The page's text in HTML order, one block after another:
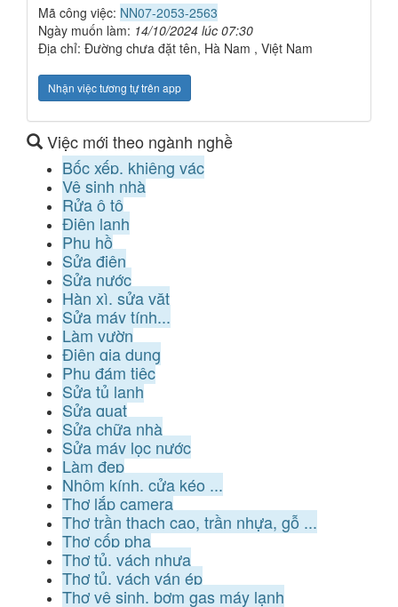
Mã công việc: NN07-2053-2563
Ngày muốn làm: 14/10/2024 lúc 07:30
Địa chỉ: Đường chưa đặt tên, Hà Nam , Việt Nam
Nhận việc tương tự trên app
Việc mới theo ngành nghề
Bốc xếp, khiêng vác
Vệ sinh nhà
Rửa ô tô
Điện lạnh
Phụ hồ
Sửa điện
Sửa nước
Hàn xì, sửa vặt
Sửa máy tính...
Làm vườn
Điện gia dụng
Phụ đám tiệc
Sửa tủ lạnh
Sửa quạt
Sửa chữa nhà
Sửa máy lọc nước
Làm đẹp
Nhôm kính, cửa kéo ...
Thợ lắp camera
Thợ trần thạch cao, trần nhựa, gỗ ...
Thợ cốp pha
Thợ tủ, vách nhựa
Thợ tủ, vách ván ép
Thợ vệ sinh, bơm gas máy lạnh